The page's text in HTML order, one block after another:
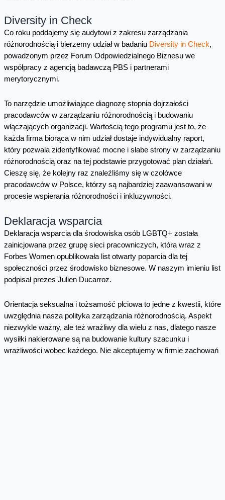
Diversity in Check
Co roku poddajemy się audytowi z zakresu zarządzania
różnorodnością i bierzemy udział w badaniu Diversity in Check,
powadzonym przez Forum Odpowiedzialnego Biznesu we
współpracy z agencją badawczą PBS i partnerami
merytorycznymi.
To narzędzie umożliwiające diagnozę stopnia dojrzałości
pracodawców w zarządzaniu różnorodnością i budowaniu
włączających organizacji. Wartością tego programu jest to, że
każda firma biorąca w nim udział dostaje indywidualny raport,
który pozwala zidentyfikować mocne i słabe strony w zarządzaniu
różnorodnością oraz na tej podstawie przygotować plan działań.
Cieszę się, że kolejny raz znaleźliśmy się w czołówce
pracodawców w Polsce, którzy są najbardziej zaawansowani w
procesie wspierania różnorodności i inkluzywności.
Deklaracja wsparcia
Deklaracja wsparcia dla środowiska osób LGBTQ+ została
zainicjowana przez grupę sieci pracowniczych, która wraz z
Forbes Women opublikowała list otwarty poparcia dla tej
społeczności przez środowisko biznesowe. W naszym imieniu list
podpisał prezes Julien Ducarroz.
Orientacja seksualna i tożsamość płciowa to jedne z kwestii, które
uwzględnia nasza polityka zarządzania różnorodnością. Aspekt
niezwykle ważny, ale też wrażliwy dla wielu z nas, dlatego nasze
wysiłki nakierowane są na budowanie kultury szacunku i
wrażliwości wobec każdego. Nie akceptujemy w firmie zachowań